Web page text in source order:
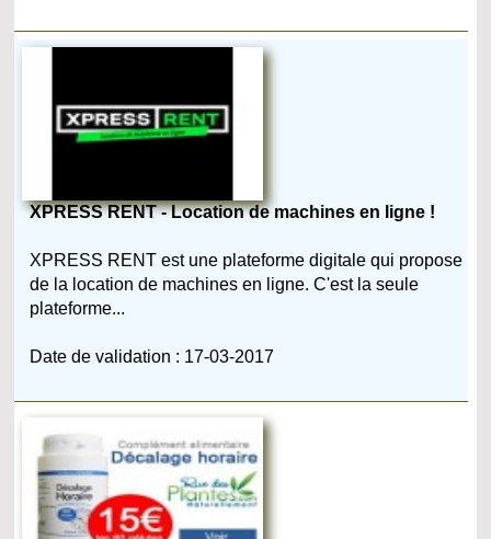
XPRESS RENT - Location de machines en ligne !
XPRESS RENT est une plateforme digitale qui propose
de la location de machines en ligne. C'est la seule
plateforme...
Date de validation : 17-03-2017